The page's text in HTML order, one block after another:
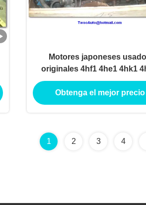
Motores japoneses
originales 4hf1 4he1 4hk1
4jb1 4ja1 Motor para
Obtenga el mejor precio
1 2 3 4